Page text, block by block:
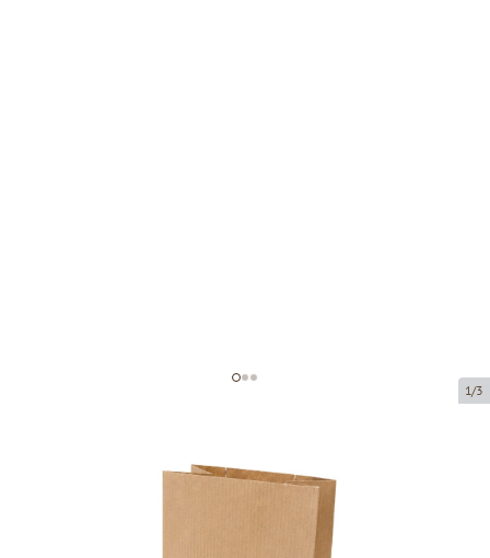
1/3
Коричневый бумажный мешок с
окном и плоским основанием